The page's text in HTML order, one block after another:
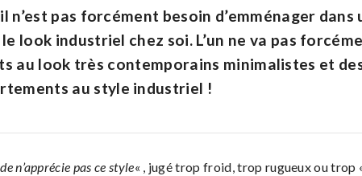
pas forcément besoin d’emménager dans
look industriel chez soi. L’un ne va pas
au look très contemporains minimalistes et
au style industriel !
n’apprécie pas ce style« , jugé trop froid, trop rugueux ou trop